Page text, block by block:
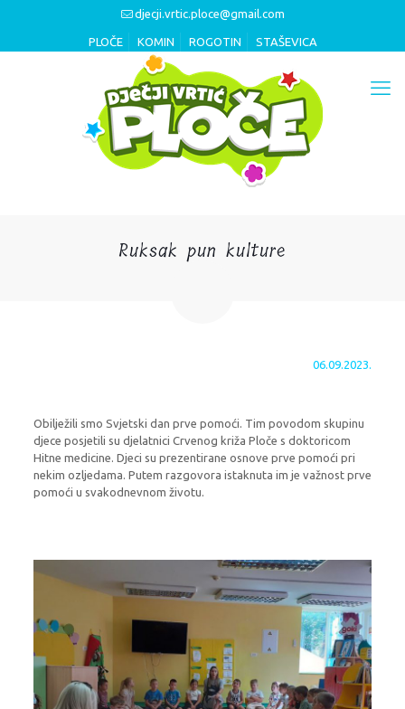
djecji.vrtic.ploce@gmail.com
PLOČE KOMIN ROGOTIN STAŠEVICA
Ruksak pun kulture
06.09.2023.
Obilježili smo Svjetski dan prve pomoći. Tim povodom skupinu
djece posjetili su djelatnici Crvenog križa Ploče s doktoricom
Hitne medicine. Djeci su prezentirane osnove prve pomoći pri
nekim ozljedama. Putem razgovora istaknuta im je važnost prve
pomoći u svakodnevnom životu.